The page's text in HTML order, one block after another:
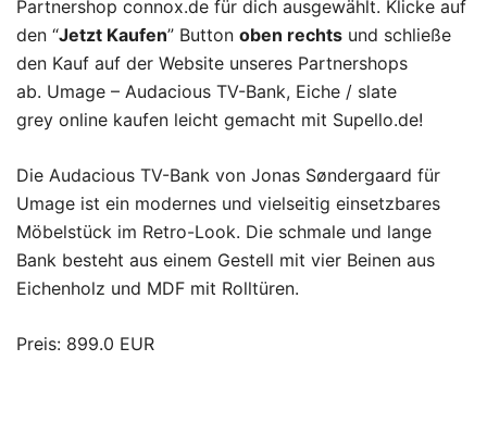
Partnershop connox.de für dich ausgewählt. Klicke auf
den “Jetzt Kaufen” Button oben rechts und schließe
den Kauf auf der Website unseres Partnershops
ab. Umage – Audacious TV-Bank, Eiche / slate
grey online kaufen leicht gemacht mit Supello.de!
Die Audacious TV-Bank von Jonas Søndergaard für
Umage ist ein modernes und vielseitig einsetzbares
Möbelstück im Retro-Look. Die schmale und lange
Bank besteht aus einem Gestell mit vier Beinen aus
Eichenholz und MDF mit Rolltüren.
Preis: 899.0 EUR